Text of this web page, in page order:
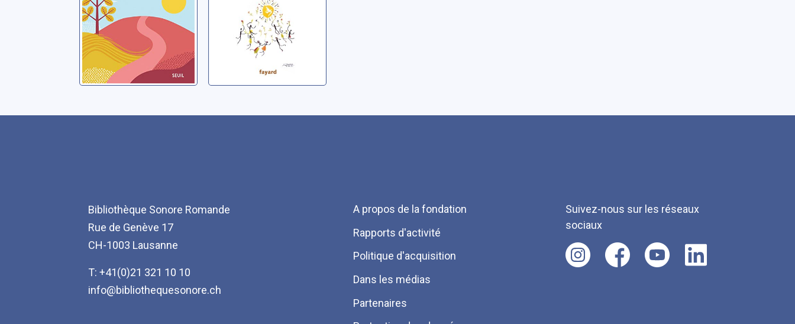
Bibliothèque Sonore Romande
Rue de Genève 17
CH-1003 Lausanne
T: +41(0)21 321 10 10
info@bibliothequesonore.ch
Menu
Pied
de
page
A propos de la fondation
Rapports d'activité
Politique d'acquisition
Dans les médias
Partenaires
Suivez-nous sur les réseaux
sociaux